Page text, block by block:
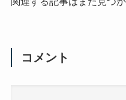
コメント